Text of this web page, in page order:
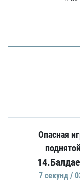
Опасная
7 секунд /